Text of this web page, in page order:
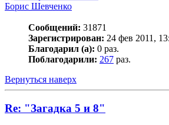
Борис Шевченко
Сообщений: 31871
Зарегистрирован: 24 фев 2011,
Благодарил (а): 0 раз.
Поблагодарили: 267 раз.
Вернуться наверх
Re: "Загадка 5 и 8"